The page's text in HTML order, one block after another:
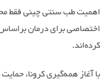
اهمیت طب سنتی چینی فقط
اختصاصی برای درمان
کرده‌اند.
با آغاز همه‌گیری کرونا،